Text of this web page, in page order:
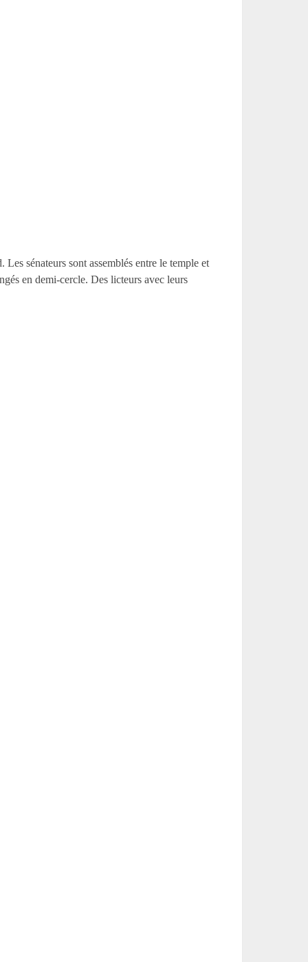
sénateurs sont assemblés entre le temple et
en demi-cercle. Des licteurs avec leurs